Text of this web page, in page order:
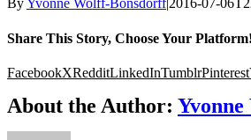
ByYvonne Wolff-Bonsdorff|2016-07-
Share This Story, Choose Your Platform!
FacebookXRedditLinkedInTumblrPinterest
About the Author: